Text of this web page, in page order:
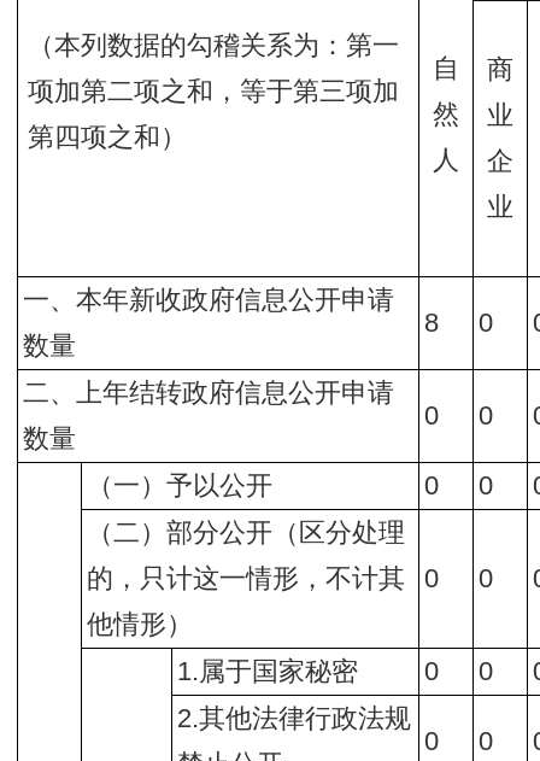
（本列数据的勾稽关系为：第一
项加第二项之和，等于第三项加
第四项之和）
自
然
人
商
业
企
业
一、本年新收政府信息公开申请
数量
8 0
二、上年结转政府信息公开申请
数量
0 0
（一）予以公开 0 0
（二）部分公开（区分处理
的，只计这一情形，不计其
他情形）
0 0
1.属于国家秘密 0 0
2.其他法律行政法规
0 0